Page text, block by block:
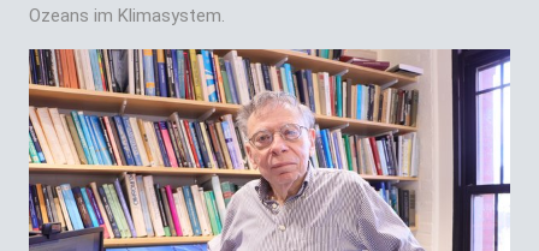
Ozeans im Klimasystem.